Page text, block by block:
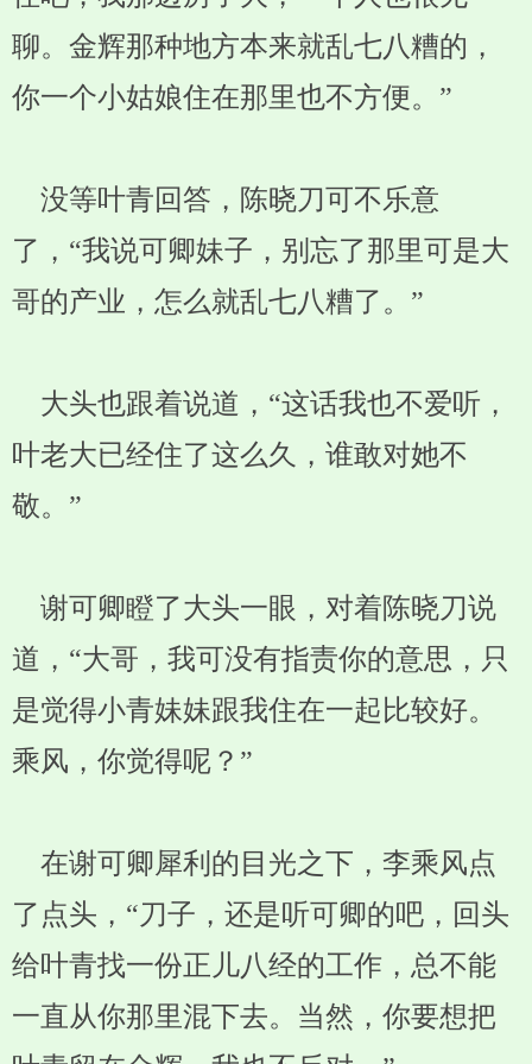
聊。金辉那种地方本来就乱七八糟的，
你一个小姑娘住在那里也不方便。”
没等叶青回答，陈晓刀可不乐意
了，“我说可卿妹子，别忘了那里可是大
哥的产业，怎么就乱七八糟了。”
大头也跟着说道，“这话我也不爱听，
叶老大已经住了这么久，谁敢对她不
敬。”
谢可卿瞪了大头一眼，对着陈晓刀说
道，“大哥，我可没有指责你的意思，只
是觉得小青妹妹跟我住在一起比较好。
乘风，你觉得呢？”
在谢可卿犀利的目光之下，李乘风点
了点头，“刀子，还是听可卿的吧，回头
给叶青找一份正儿八经的工作，总不能
一直从你那里混下去。当然，你要想把